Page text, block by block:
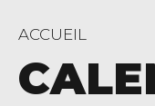
ACCUEIL